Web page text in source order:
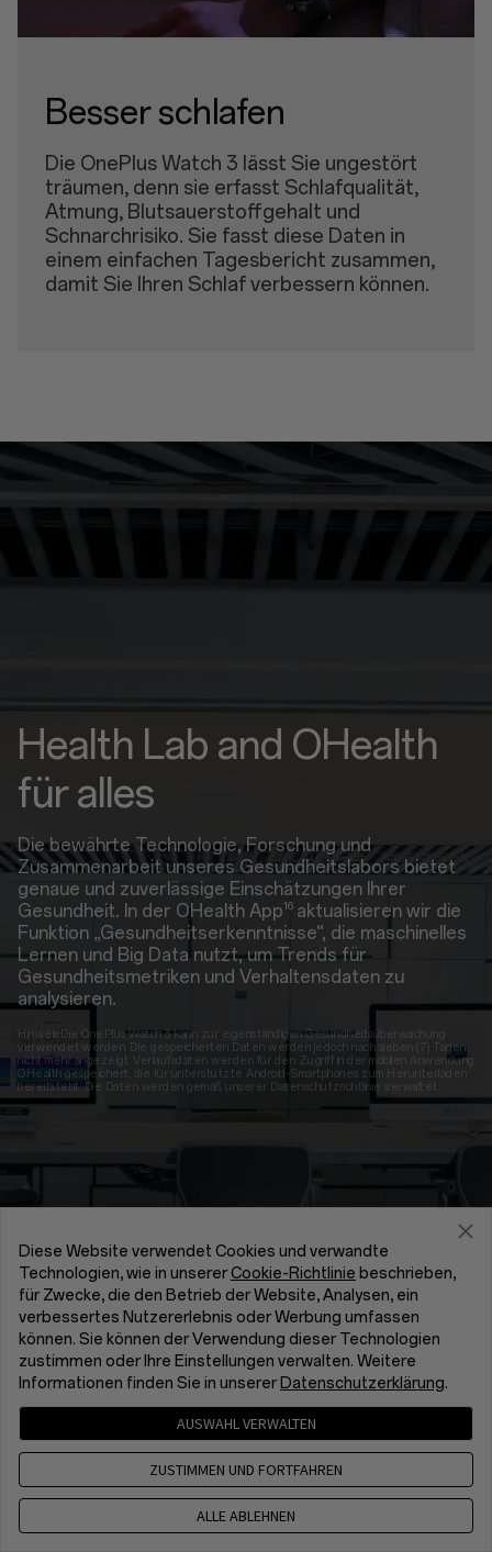
Besser schlafen
Die OnePlus Watch 3 lässt Sie ungestört
träumen, denn sie erfasst Schlafqualität,
Atmung, Blutsauerstoffgehalt und
Schnarchrisiko. Sie fasst diese Daten in
einem einfachen Tagesbericht zusammen,
damit Sie Ihren Schlaf verbessern können.
Health Lab and OHealth
für alles
Die bewährte Technologie, Forschung und
Zusammenarbeit unseres Gesundheitslabors bietet
genaue und zuverlässige Einschätzungen Ihrer
Gesundheit. In der OHealth App16 aktualisieren wir die
Funktion „Gesundheitserkenntnisse“, die maschinelles
Lernen und Big Data nutzt, um Trends für
Gesundheitsmetriken und Verhaltensdaten zu
analysieren.
Hinweis:Die OnePlus Watch 3 kann zur eigenständigen Gesundheitsüberwachung
verwendet werden. Die gespeicherten Daten werden jedoch nach sieben (7) Tagen
nicht mehr angezeigt. Verlaufsdaten werden für den Zugriff in der mobilen Anwendung
OHealth gespeichert, die für unterstützte Android-Smartphones zum Herunterladen
bereitsteht. Die Daten werden gemäß unserer Datenschutzrichtlinie verwaltet.
Diese Website verwendet Cookies und verwandte
Technologien, wie in unsererCookie-Richtlinie beschrieben,
für Zwecke, die den Betrieb der Website, Analysen, ein
verbessertes Nutzererlebnis oder Werbung umfassen
können. Sie können der Verwendung dieser Technologien
zustimmen oder Ihre Einstellungen verwalten. Weitere
Informationen finden Sie in unserer Datenschutzerklärung.
AUSWAHL VERWALTEN
ZUSTIMMEN UND FORTFAHREN
ALLE ABLEHNEN